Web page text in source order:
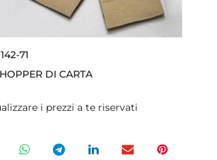
71
DI CARTA
i prezzi a te riservati